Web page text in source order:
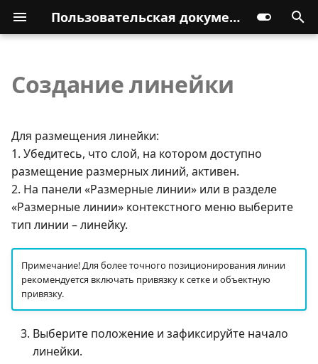
Пользовательская документация
Создание линейки
Для размещения линейки:
1. Убедитесь, что слой, на котором доступно
размещение размерных линий, активен.
2. На панели «Размерные линии» или в разделе
«Размерные линии» контекстного меню выберите
тип линии – линейку.
Примечание! Для более точного позиционирования линии
рекомендуется включать привязку к сетке и объектную
привязку.
Выберите положение и зафиксируйте начало
линейки.